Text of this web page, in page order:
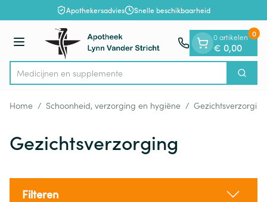
Ga naar de inhoudApothekersadvies Snelle beschikbaarheid
Menu
Product, merk, categorie...
Medicijn Zoek
0 artikelen
€ 0,00
0
Home / Schoonheid, verzorging en hygiëne / Gezichtsverzorging
Gezichtsverzorging
Filteren